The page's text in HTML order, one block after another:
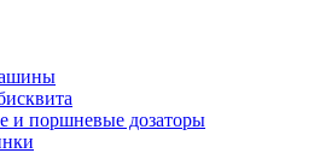
и поршневые дозаторы